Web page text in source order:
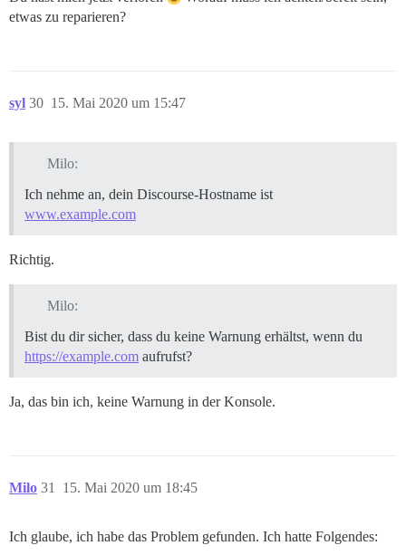
etwas zu reparieren?
syl 15. Mai 2020 um 15:47
30
Milo:
Ich nehme an, dein Discourse-Hostname ist
www.example.com
Richtig.
Milo:
Bist du dir sicher, dass du keine Warnung erhältst, wenn du
https://example.com aufrufst?
Ja, das bin ich, keine Warnung in der Konsole.
Milo 15. Mai 2020 um 18:45
31
Ich glaube, ich habe das Problem gefunden. Ich hatte Folgendes: